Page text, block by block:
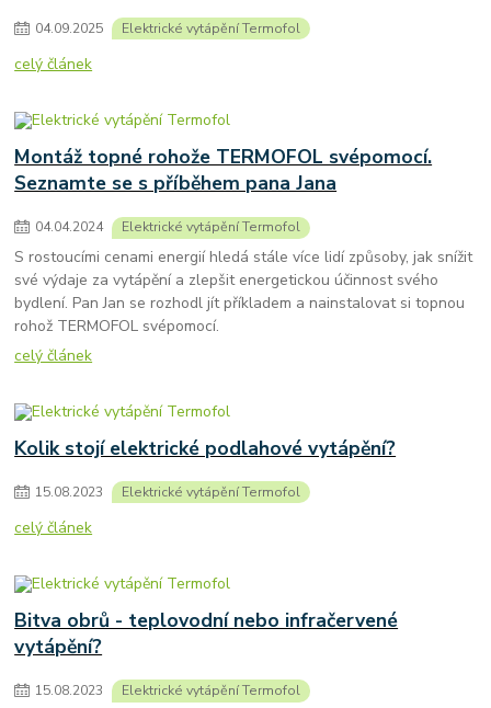
04.09.2025 Elektrické vytápění Termofol
celý článek
Montáž topné rohože TERMOFOL svépomocí.
Seznamte se s příběhem pana Jana
04.04.2024 Elektrické vytápění Termofol
S rostoucími cenami energií hledá stále více lidí způsoby, jak snížit
své výdaje za vytápění a zlepšit energetickou účinnost svého
bydlení. Pan Jan se rozhodl jít příkladem a nainstalovat si topnou
rohož TERMOFOL svépomocí.
celý článek
Kolik stojí elektrické podlahové vytápění?
15.08.2023 Elektrické vytápění Termofol
celý článek
Bitva obrů - teplovodní nebo infračervené
vytápění?
15.08.2023 Elektrické vytápění Termofol